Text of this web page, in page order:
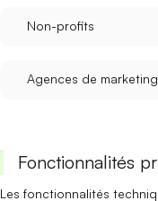
Non-profits
Agences de marketing
Fonctionnalités
Les fonctionnalités